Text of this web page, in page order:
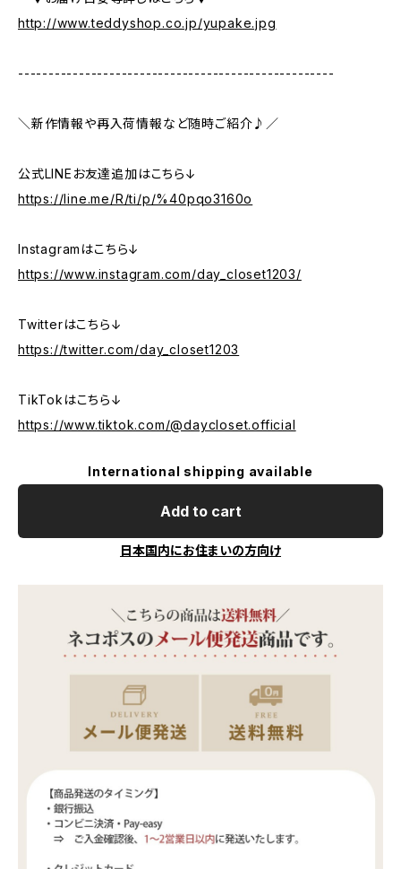
http://www.teddyshop.co.jp/yupake.jpg
----------------------------------------------------
＼新作情報や再入荷情報など随時ご紹介♪／
公式LINEお友達追加はこちら↓
https://line.me/R/ti/p/%40pqo3160o
Instagramはこちら↓
https://www.instagram.com/day_closet1203/
Twitterはこちら↓
https://twitter.com/day_closet1203
TikTokはこちら↓
https://www.tiktok.com/@daycloset.official
International shipping available
Add to cart
日本国内にお住まいの方向け